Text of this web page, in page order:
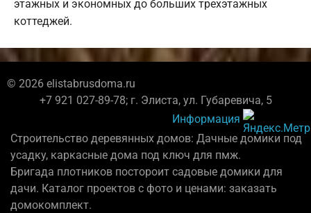
этажных и экономных до больших трехэтажных
коттеджей.
© 2026 elistabrusdoma.ru
+7 921 027-89-78; г. Элиста, ул. Губаревича, 5
Информация
Строительство деревянных домов: Дачные домики под
усадку, каркасные дома под ключ для пмж.
Бригада плотников постороит садовые домики для
дачи. Каталог проектов с фото и ценами: заказать
домокомплект.